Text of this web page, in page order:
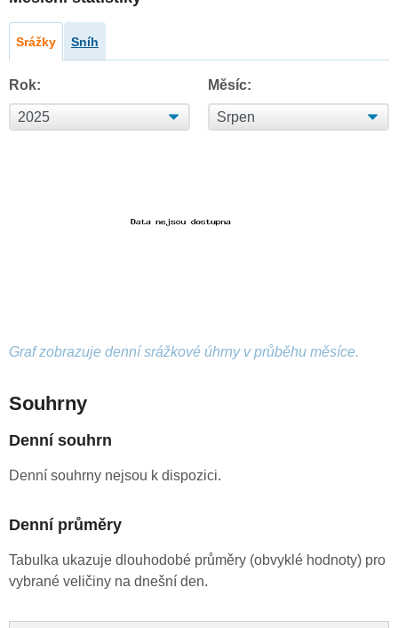
Srážky Sníh
Rok: Měsíc:
Graf zobrazuje denní srážkové úhrny v průběhu měsíce.
Souhrny
Denní souhrn
Denní souhrny nejsou k dispozici.
Denní průměry
Tabulka ukazuje dlouhodobé průměry (obvyklé hodnoty) pro
vybrané veličiny na dnešní den.